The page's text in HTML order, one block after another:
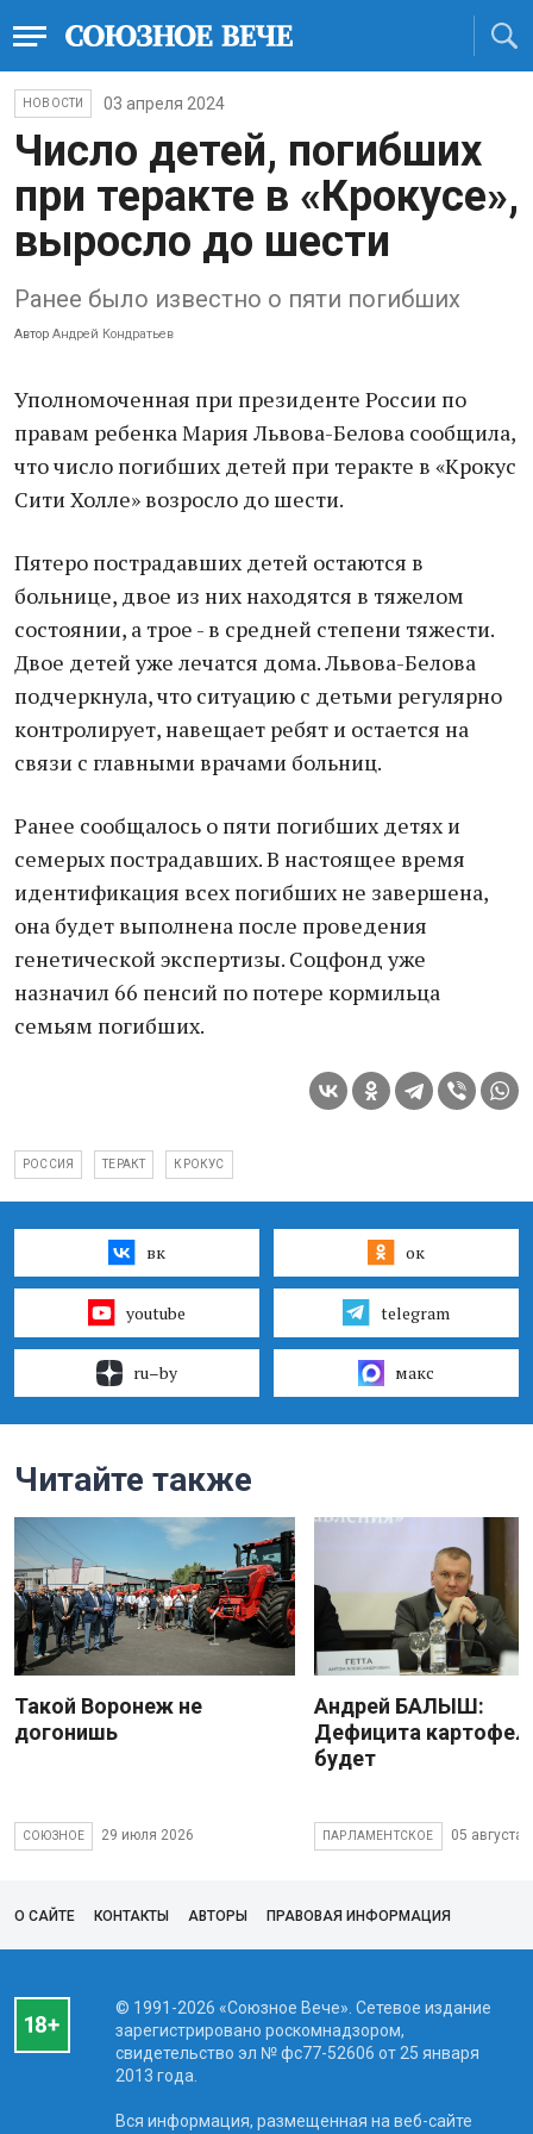
НОВОСТИ 03 апреля 2024
Число детей, погибших
при теракте в «Крокусе»,
выросло до шести
Ранее было известно о пяти погибших
Автор Андрей Кондратьев
Уполномоченная при президенте России по
правам ребенка Мария Львова-Белова сообщила,
что число погибших детей при теракте в «Крокус
Сити Холле» возросло до шести.
Пятеро пострадавших детей остаются в
больнице, двое из них находятся в тяжелом
состоянии, а трое - в средней степени тяжести.
Двое детей уже лечатся дома. Львова-Белова
подчеркнула, что ситуацию с детьми регулярно
контролирует, навещает ребят и остается на
связи с главными врачами больниц.
Ранее сообщалось о пяти погибших детях и
семерых пострадавших. В настоящее время
идентификация всех погибших не завершена,
она будет выполнена после проведения
генетической экспертизы. Соцфонд уже
назначил 66 пенсий по потере кормильца
семьям погибших.
РОССИЯ ТЕРАКТ КРОКУС
вк ок
youtube telegram
ru–by макс
Читайте также
Такой Воронеж не
догонишь
СОЮЗНОЕ 29 июля 2026
Андрей БАЛЫШ:
Дефицита
будет
ПАРЛАМЕНТСКОЕ 05 августа
О САЙТЕ КОНТАКТЫ АВТОРЫ ПРАВОВАЯ ИНФОРМАЦИЯ
© 1991-2026 «Союзное Вече». Сетевое издание
зарегистрировано роскомнадзором,
свидетельство эл № фc77-52606 от 25 января
2013 года.
Вся информация, размещенная на веб-сайте